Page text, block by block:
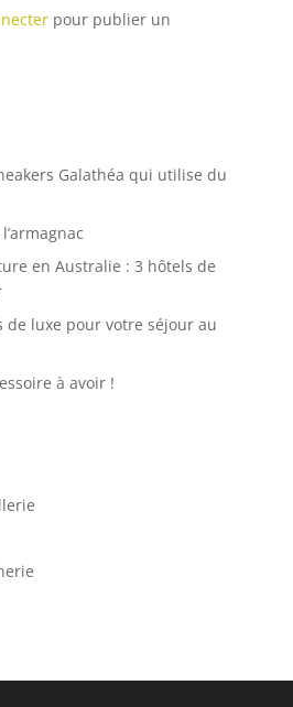
pour publier un
Galathéa qui utilise du
en Australie : 3 hôtels de
de luxe pour votre séjour au
à avoir !